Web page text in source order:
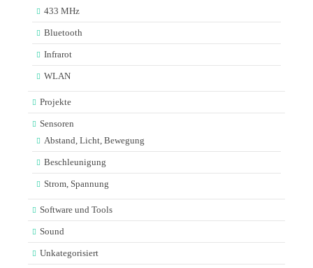
433 MHz
Bluetooth
Infrarot
WLAN
Projekte
Sensoren
Abstand, Licht, Bewegung
Beschleunigung
Strom, Spannung
Software und Tools
Sound
Unkategorisiert